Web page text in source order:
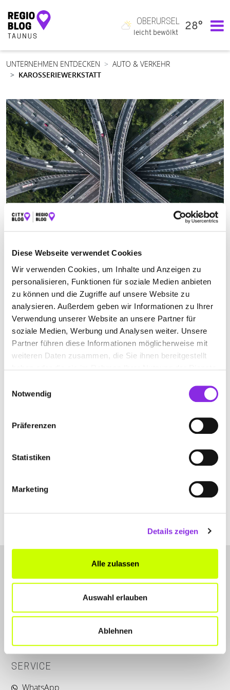
Diese Webseite verwendet Cookies
Wir verwenden Cookies, um Inhalte und Anzeigen zu
personalisieren, Funktionen für soziale Medien anbieten
zu können und die Zugriffe auf unsere Website zu
analysieren. Außerdem geben wir Informationen zu Ihrer
Verwendung unserer Website an unsere Partner für
soziale Medien, Werbung und Analysen weiter. Unsere
Partner führen diese Informationen möglicherweise mit
weiteren Daten zusammen, die Sie ihnen bereitgestellt
Notwendig
Präferenzen
Statistiken
Marketing
Details zeigen
Alle zulassen
Auswahl erlauben
Ablehnen
Hauptnavigation
OBERURSEL
leicht bewölkt
28°
UNTERNEHMEN ENTDECKEN
AUTO & VERKEHR
KAROSSERIEWERKSTATT
KAROSSERIEWERKSTATT IN OBERURSEL
(TAUNUS)
Suchen nach
Finden
KAROSSERIEBAU STADLBAUER GMBH
| 61440 Oberursel (Taunus)
Kontakt
SERVICE
WhatsApp